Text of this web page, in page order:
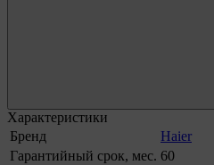
Характеристики
Бренд
Haier
Гарантийный срок, мес. 60